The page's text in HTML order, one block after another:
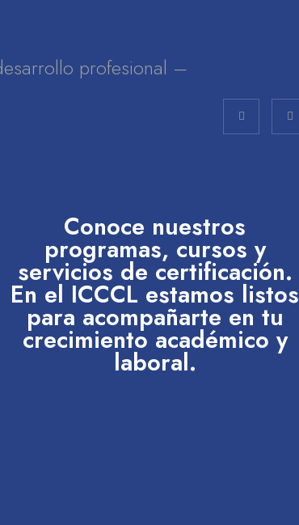
profesional –
Conoce nuestros
programas, cursos y
servicios de certificación.
En el ICCCL estamos listos
para acompañarte en tu
crecimiento académico y
laboral.